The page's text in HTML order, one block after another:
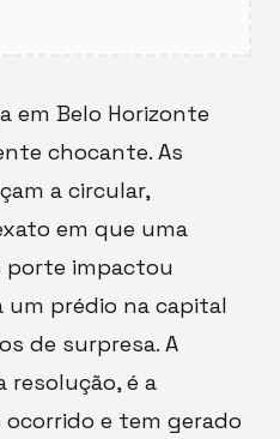
em Belo Horizonte
chocante. As
a circular,
em que uma
porte impactou
prédio na capital
de surpresa. A
resolução, é a
e tem gerado